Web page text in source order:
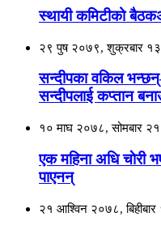
स्थायी कमिटीको
२९ पुष २०७९, शुक्रबार
सन्दीपका वकिल
सन्दीपलाई कप्तान
१० माघ २०७८, सोमबार
एक महिना अधि चाेरी
पाएनन्
२१ आश्विन २०७८,